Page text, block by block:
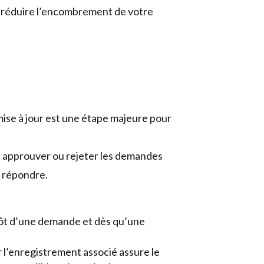
l’encombrement de votre
à jour est une étape majeure pour
ou rejeter les demandes
répondre.
demande et dès qu’une
associé assure le